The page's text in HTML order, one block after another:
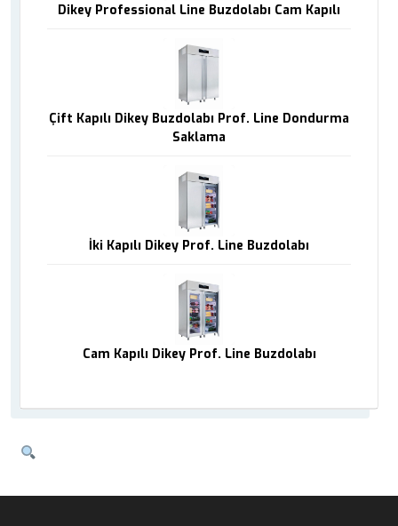
Dikey Professional Line Buzdolabı Cam Kapılı
Çift Kapılı Dikey Buzdolabı Prof. Line Dondurma
Saklama
İki Kapılı Dikey Prof. Line Buzdolabı
Cam Kapılı Dikey Prof. Line Buzdolabı